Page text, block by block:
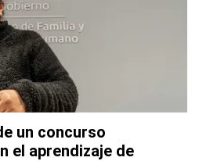
un concurso
el aprendizaje de